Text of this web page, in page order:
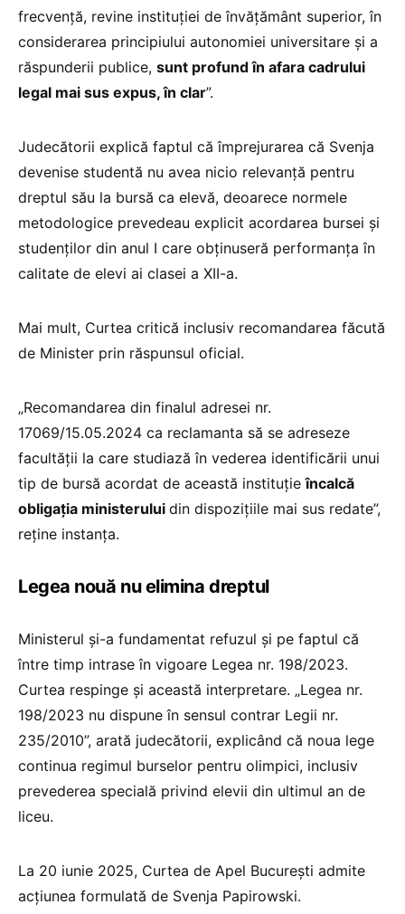
frecvență, revine instituţiei de învățământ superior, în
considerarea principiului autonomiei universitare și a
răspunderii publice, sunt profund în afara cadrului
legal mai sus expus, în clar”.
Judecătorii explică faptul că împrejurarea că Svenja
devenise studentă nu avea nicio relevanță pentru
dreptul său la bursă ca elevă, deoarece normele
metodologice prevedeau explicit acordarea bursei și
studenților din anul I care obținuseră performanța în
calitate de elevi ai clasei a XII-a.
Mai mult, Curtea critică inclusiv recomandarea făcută
de Minister prin răspunsul oficial.
„Recomandarea din finalul adresei nr.
17069/15.05.2024 ca reclamanta să se adreseze
facultății la care studiază în vederea identificării unui
tip de bursă acordat de această instituțieîncalcă
obligaţia ministerului din dispoziţiile mai sus redate”,
reține instanța.
Legea nouă nu elimina dreptul
Ministerul și-a fundamentat refuzul și pe faptul că
între timp intrase în vigoare Legea nr. 198/2023.
Curtea respinge și această interpretare. „Legea nr.
198/2023 nu dispune în sensul contrar Legii nr.
235/2010”, arată judecătorii, explicând că noua lege
continua regimul burselor pentru olimpici, inclusiv
prevederea specială privind elevii din ultimul an de
liceu.
La 20 iunie 2025, Curtea de Apel București admite
acțiunea formulată de Svenja Papirowski.